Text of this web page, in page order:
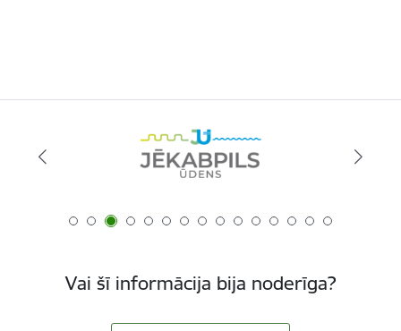
Vai šī informācija bija noderīga?